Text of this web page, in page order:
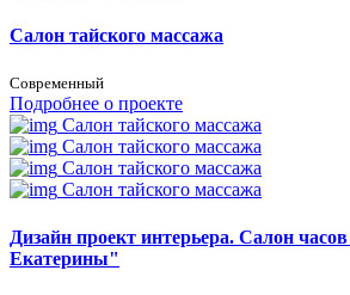
Салон тайского массажа
Современный
Подробнее о проекте
Салон тайского массажа
Салон тайского массажа
Салон тайского массажа
Салон тайского массажа
Дизайн проект интерьера. Салон
Екатерины"